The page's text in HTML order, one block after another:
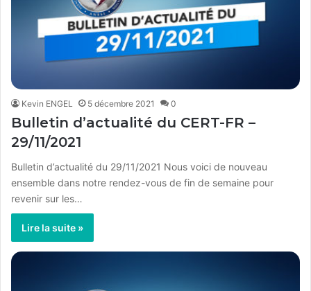
Kevin ENGEL 5 décembre 2021 0
Bulletin d’actualité du CERT-FR –
29/11/2021
Bulletin d’actualité du 29/11/2021 Nous voici de nouveau
ensemble dans notre rendez-vous de fin de semaine pour
revenir sur les…
Lire la suite »